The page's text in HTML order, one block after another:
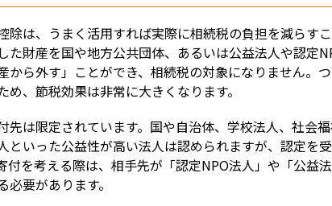
除は、うまく活用すれば実際に相続税の負担を減らす
た財産を国や地方公共団体、あるいは公益法人や認定
から外す」ことができ、相続税の対象になりません。
、節税効果は非常に大きくなります。
先は限定されています。国や自治体、学校法人、社会
といった公益性が高い法人は認められますが、認定を
付を考える際は、相手先が「認定NPO法人」や「公益
要があります。